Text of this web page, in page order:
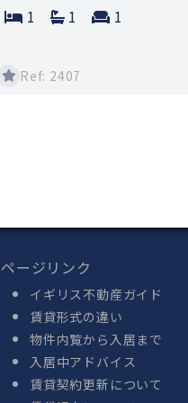
Bedrooms:
1 Bathrooms:
1 Reception
1
Ref: 2407
ページリンク
イギリス不動産ガイド
賃貸形式の違い
物件内覧から入居まで
入居中アドバイス
賃貸契約更新について